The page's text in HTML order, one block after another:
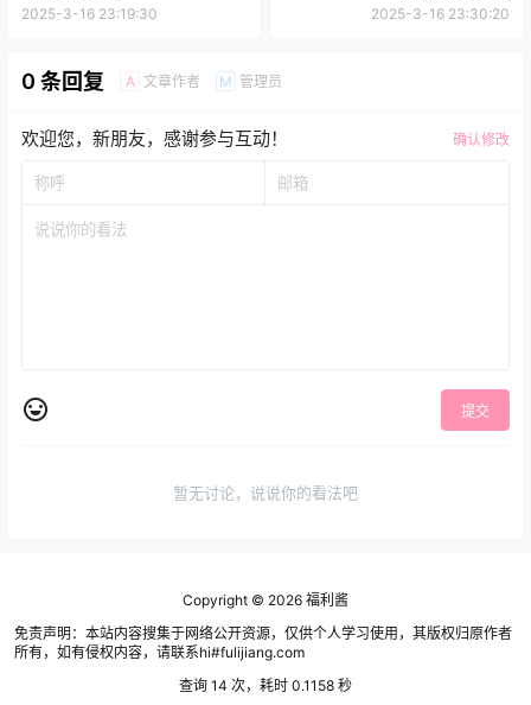
2025-3-16 23:19:30 2025-3-16 23:30:20
0 条回复 A 文章作者 M 管理员
欢迎您，新朋友，感谢参与互动！ 确认修改
提交
暂无讨论，说说你的看法吧
Copyright © 2026 福利酱
免责声明：本站内容搜集于网络公开资源，仅供个人学习使用，其版权归原作者
所有，如有侵权内容，请联系hi#fulijiang.com
查询 14 次，耗时 0.1158 秒